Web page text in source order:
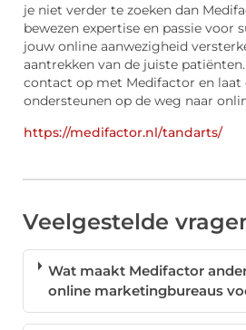
je niet verder te zoeken dan
bewezen expertise en passie voor
jouw online aanwezigheid
aantrekken van de juiste
contact op met Medifactor en laat
ondersteunen op de weg naar
https://medifactor.nl/tandarts/
Veelgestelde
Wat maakt Medifactor
online marketingbureaus